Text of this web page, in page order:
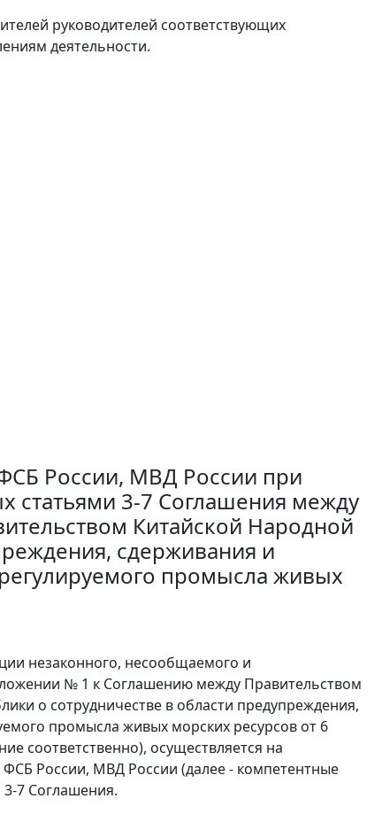
руководителей соответствующих
деятельности.
России, МВД России при
статьями 3-7 Соглашения между
Китайской Народной
сдерживания и
промысла живых
незаконного, несообщаемого и
№ 1 к Соглашению между Правительством
о сотрудничестве в области предупреждения,
промысла живых морских ресурсов от 6
соответственно), осуществляется на
России, МВД России (далее - компетентные
7 Соглашения.